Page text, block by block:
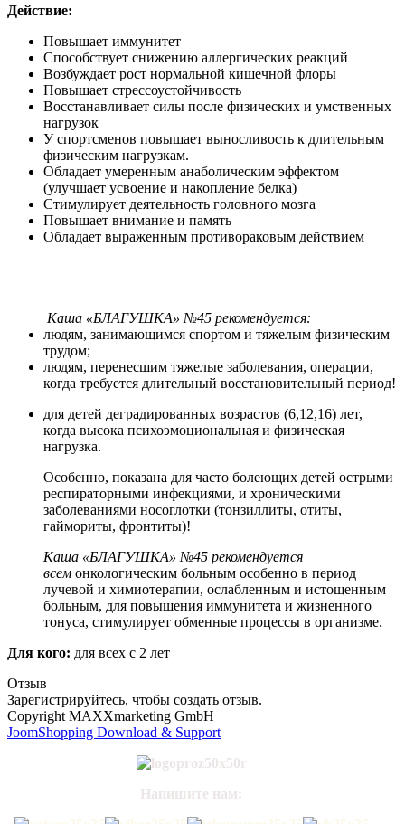
Действие:
Повышает иммунитет
Способствует снижению аллергических реакций
Возбуждает рост нормальной кишечной флоры
Повышает стрессоустойчивость
Восстанавливает силы после физических и умственных
нагрузок
У спортсменов повышает выносливость к длительным
физическим нагрузкам.
Обладает умеренным анаболическим эффектом
(улучшает усвоение и накопление белка)
Стимулирует деятельность головного мозга
Повышает внимание и память
Обладает выраженным противораковым действием
Каша «БЛАГУШКА» №45 рекомендуется:
людям, занимающимся спортом и тяжелым физическим
трудом;
людям, перенесшим тяжелые заболевания, операции,
когда требуется длительный восстановительный период!
для детей деградированных возрастов (6,12,16) лет,
когда высока психоэмоциональная и физическая
нагрузка.
Особенно, показана для часто болеющих детей острыми
респираторными инфекциями, и хроническими
заболеваниями носоглотки (тонзиллиты, отиты,
гаймориты, фронтиты)!
Каша «БЛАГУШКА» №45 рекомендуется
всем онкологическим больным особенно в период
лучевой и химиотерапии, ослабленным и истощенным
больным, для повышения иммунитета и жизненного
тонуса, стимулирует обменные процессы в организме.
Для кого: для всех с 2 лет
Отзыв
Зарегистрируйтесь, чтобы создать отзыв.
Copyright MAXXmarketing GmbH
JoomShopping Download & Support
Напишите нам: